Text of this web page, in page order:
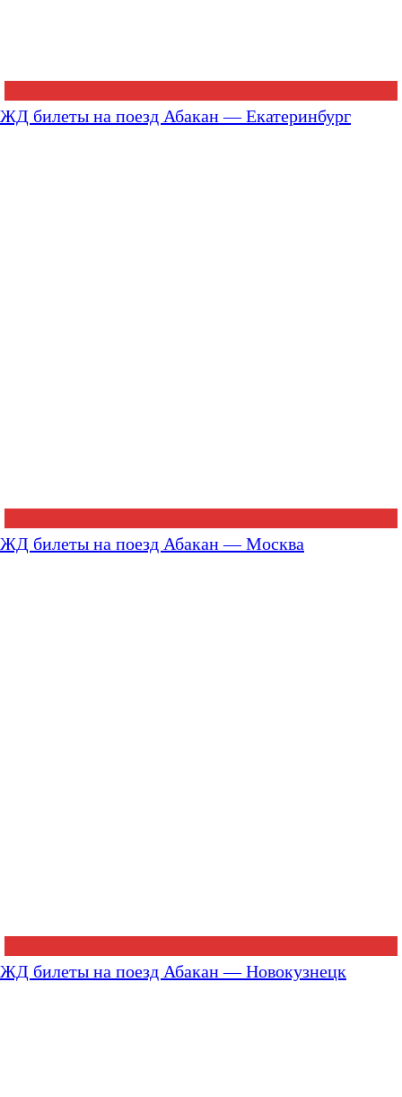
ЖД билеты на поезд Абакан — Екатеринбург
ЖД билеты на поезд Абакан — Москва
ЖД билеты на поезд Абакан — Новокузнецк